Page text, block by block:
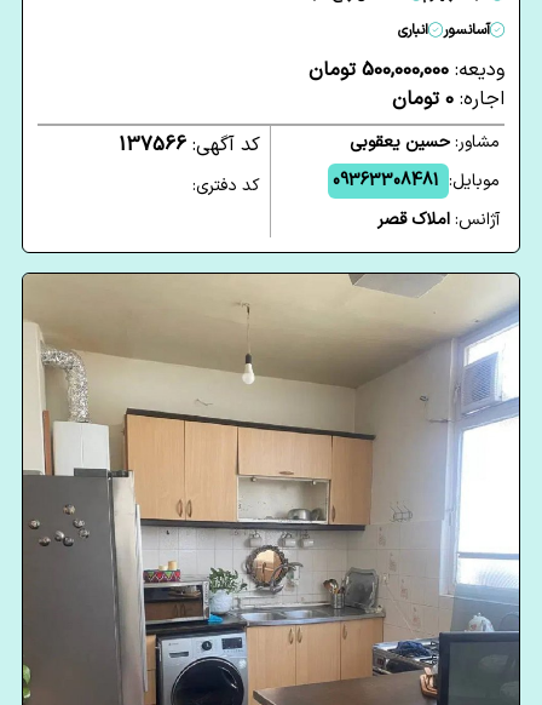
آسانسور
انباری
ودیعه: 500,000,000 تومان
اجاره: 0 تومان
مشاور:حسین یعقوبی
موبایل: 09363308481
آژانس:املاک قصر
کد آگهی: 137566
کد دفتری: